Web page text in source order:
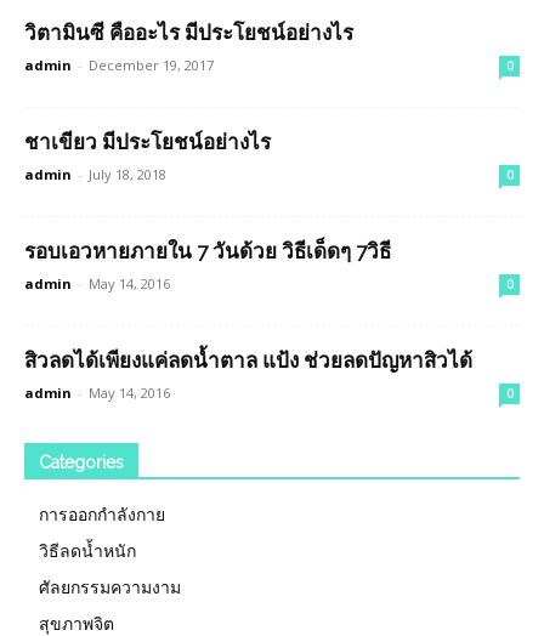
วิตามินซี คืออะไร มีประโยชน์อย่างไร
admin - December 19, 2017 0
ชาเขียว มีประโยชน์อย่างไร
admin - July 18, 2018 0
รอบเอวหายภายใน 7 วันด้วย วิธีเด็ดๆ 7วิธี
admin - May 14, 2016 0
สิวลดได้เพียงแค่ลดน้ำตาล แป้ง ช่วยลดปัญหาสิวได้
admin - May 14, 2016 0
Categories
การออกกำลังกาย
วิธีลดน้ำหนัก
ศัลยกรรมความงาม
สุขภาพจิต